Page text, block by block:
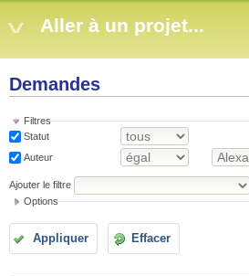
Aller à un projet...
Demandes
Filtres
Statut
Auteur
Ajouter le filtre
Options
Appliquer Effacer